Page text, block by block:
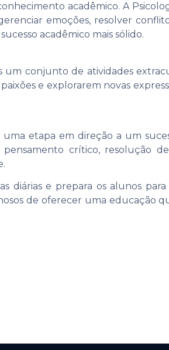
acadêmico. A
emoções, resolver
acadêmico mais sólido.
conjunto de atividades
e explorarem novas
etapa em direção a um
crítico, resolução
diárias e prepara os alunos
de oferecer uma educação